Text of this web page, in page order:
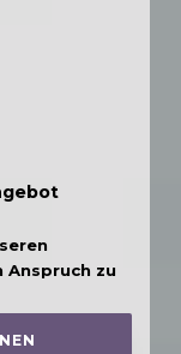
Anspruch zu